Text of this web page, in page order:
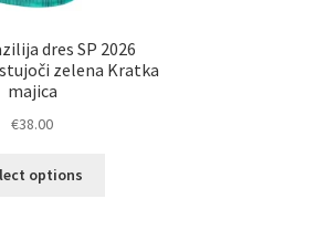
dres SP 2026
zelena Kratka
majica
€38.00
options